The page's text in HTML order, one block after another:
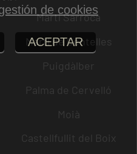
Martí Sarroca
Martí de Centelles
Puigdàlber
Palma de Cervelló
Moià
Castellfullit del Boix
de cookies
ACEPTAR